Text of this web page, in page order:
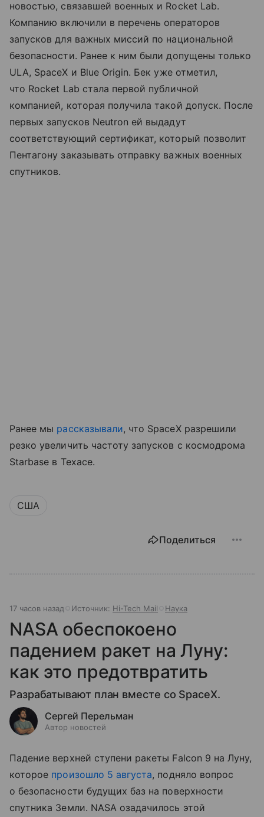
новостью, связавшей военных и Rocket Lab.
Компанию включили в перечень операторов
запусков для важных миссий по национальной
безопасности. Ранее к ним были допущены только
ULA, SpaceX и Blue Origin. Бек уже отметил,
что Rocket Lab стала первой публичной
компанией, которая получила такой допуск. После
первых запусков Neutron ей выдадут
соответствующий сертификат, который позволит
Пентагону заказывать отправку важных военных
спутников.
Ранее мы рассказывали, что SpaceX разрешили
резко увеличить частоту запусков с космодрома
Starbase в Техасе.
США
Поделиться
17 часов назад Источник: Hi-Tech Mail Наука
NASA обеспокоено
падением ракет на Луну:
как это предотвратить
Разрабатывают план вместе со SpaceX.
Сергей Перельман
Автор новостей
Падение верхней ступени ракеты Falcon 9 на Луну,
которое произошло 5 августа, подняло вопрос
о безопасности будущих баз на поверхности
спутника Земли. NASA озадачилось этой